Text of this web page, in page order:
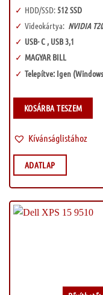
HDD/SSD: 512 SSD
Videokártya: NVIDIA
USB- C , USB 3,1
MAGYAR BILL
Telepítve: Igen
KOSÁRBA TESZEM
Kívánságlistához
ADATLAP